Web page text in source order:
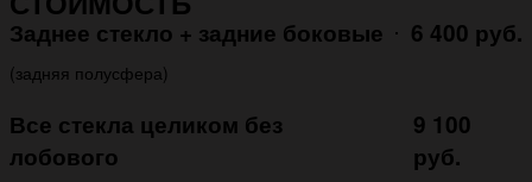
Заднее стекло + задние боковые 6 400 руб.
(задняя полусфера)
Все стекла целиком без
лобового
9 100
руб.